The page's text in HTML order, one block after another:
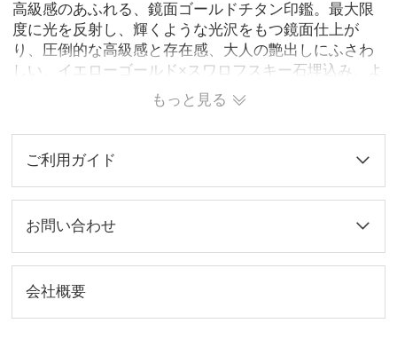
高級感のあふれる、鏡面ゴールドチタン印鑑。最大限
度に光を反射し、輝くような光沢をもつ鏡面仕上が
り、圧倒的な高級感と存在感、大人の艶出しにふさわ
しい、イエローゴールド×スワロフスキー石埋込み、よ
り贅沢に自分だけのオリジナル印鑑を！純チタン製、
お肌にやさしぃ、金属アレルギーの心配がなく、安心
してお使い頂けます。
もっと見る
ご利用ガイド
お問い合わせ
会社概要